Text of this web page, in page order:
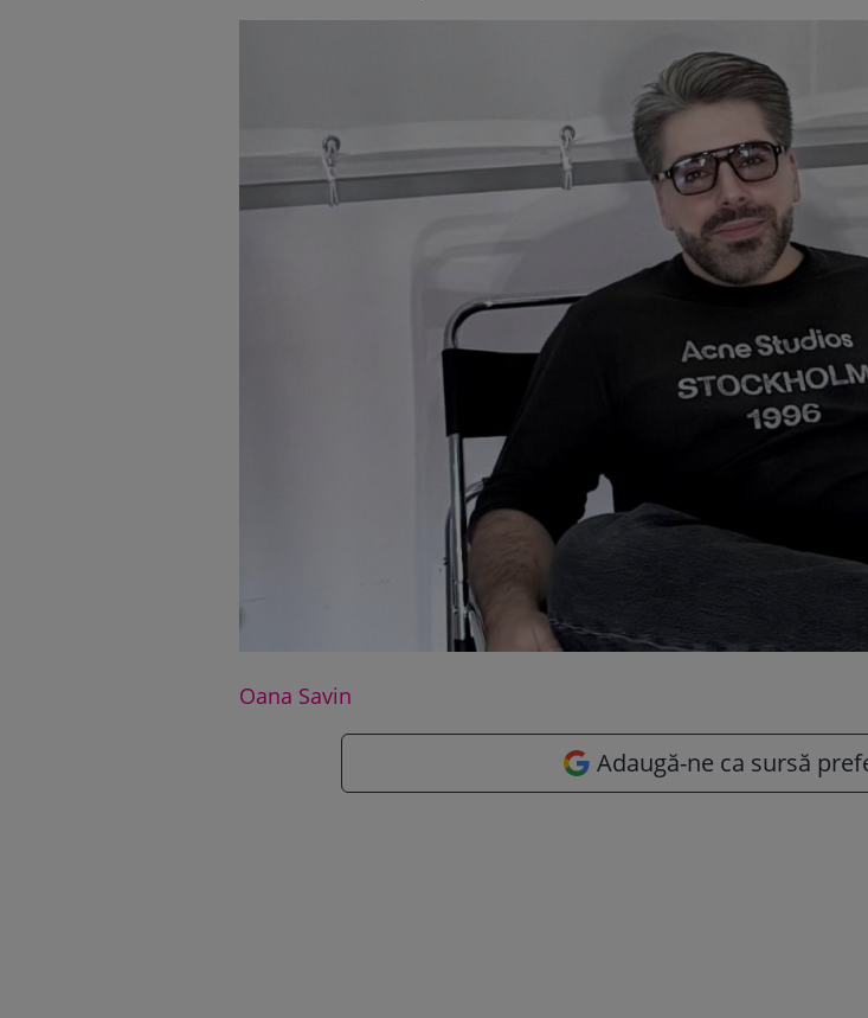
Oana Savin
Adaugă-ne ca sursă